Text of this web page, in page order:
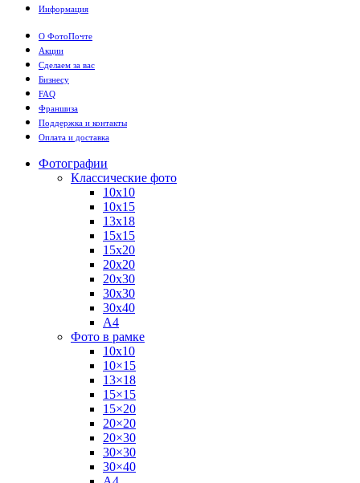
Информация
О ФотоПочте
Акции
Сделаем за вас
Бизнесу
FAQ
Франшиза
Поддержка и контакты
Оплата и доставка
Фотографии
Классические фото
10х10
10х15
13х18
15х15
15х20
20х20
20х30
30х30
30х40
А4
Фото в рамке
10х10
10×15
13×18
15×15
15×20
20×20
20×30
30×30
30×40